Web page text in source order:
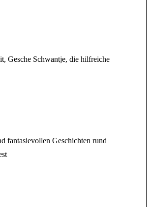
Gesche Schwantje, die hilfreiche
fantasievollen Geschichten rund